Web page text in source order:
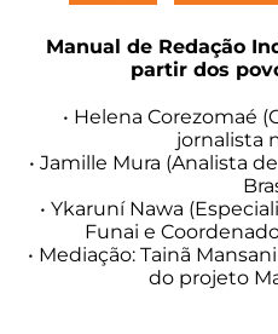
Manual de Redação
partir dos
• Helena Corezomaé
jornalista
• Jamille Mura (Analista
• Ykaruní Nawa
Funai e
• Mediação: Tainã
do projeto